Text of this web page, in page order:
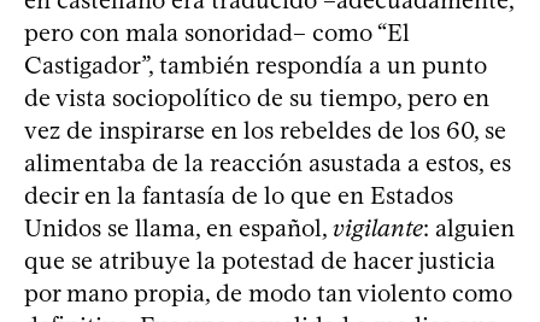
pero con mala sonoridad– como “El
Castigador”, también respondía a un punto
de vista sociopolítico de su tiempo, pero en
vez de inspirarse en los rebeldes de los 60, se
alimentaba de la reacción asustada a estos, es
decir en la fantasía de lo que en Estados
Unidos se llama, en español, vigilante: alguien
que se atribuye la potestad de hacer justicia
por mano propia, de modo tan violento como